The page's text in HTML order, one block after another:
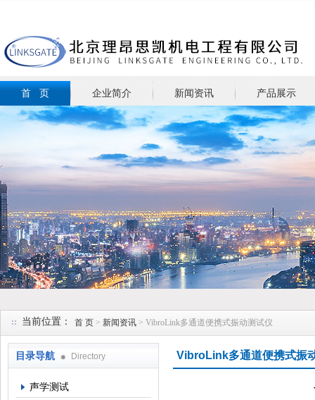
首 页 企业简介 新闻资讯 产品展示
当前位置： 首 页 > 新闻资讯 > VibroLink多通道便携式振动测试仪
目录导航 Directory
声学测试
VibroLink多通道便携式振